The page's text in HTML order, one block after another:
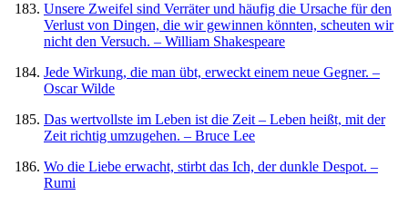
Unsere Zweifel sind Verräter und häufig die Ursache für den
Verlust von Dingen, die wir gewinnen könnten, scheuten wir
nicht den Versuch. – William Shakespeare
Jede Wirkung, die man übt, erweckt einem neue Gegner. –
Oscar Wilde
Das wertvollste im Leben ist die Zeit – Leben heißt, mit der
Zeit richtig umzugehen. – Bruce Lee
Wo die Liebe erwacht, stirbt das Ich, der dunkle Despot. –
Rumi